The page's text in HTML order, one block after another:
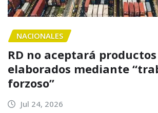
NACIONALES
RD no aceptará
elaborados mediante
forzoso”
Jul 24, 2026